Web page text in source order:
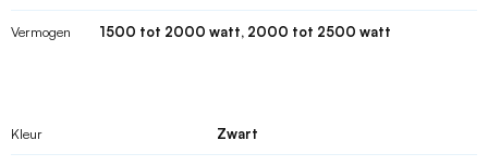
Vermogen 1500 tot 2000 watt, 2000 tot 2500 watt
Kleur Zwart